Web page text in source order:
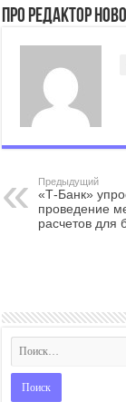
Про Редактор
Предыдущий
«Т-Банк»
проведение
расчетов для